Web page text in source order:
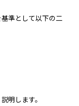
準として以下の二
明します。